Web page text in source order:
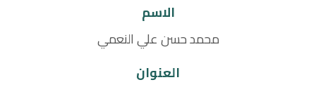
الاسم
محمد حسن علي النعمي
العنوان